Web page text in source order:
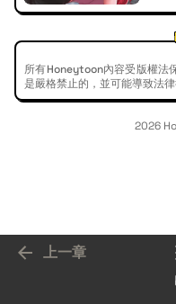
所有Honeytoon內容受版權法
是嚴格禁止的，並可能導致法
2026
上一章